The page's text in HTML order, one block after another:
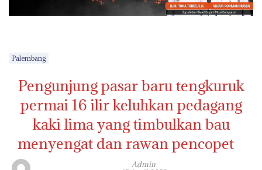
Palembang
Pengunjung pasar baru tengkuruk
permai 16 ilir keluhkan pedagang
kaki lima yang timbulkan bau
menyengat dan rawan pencopet
Admin